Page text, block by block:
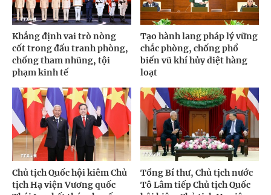
Khẳng định vai trò nòng
cốt trong đấu tranh phòng,
chống tham nhũng, tội
phạm kinh tế
Tạo hành lang pháp lý vững
chắc phòng, chống phổ
biến vũ khí hủy diệt hàng
loạt
Chủ tịch Quốc hội kiêm Chủ
tịch Hạ viện Vương quốc
Tổng Bí thư, Chủ tịch nước
Tô Lâm tiếp Chủ tịch Quốc